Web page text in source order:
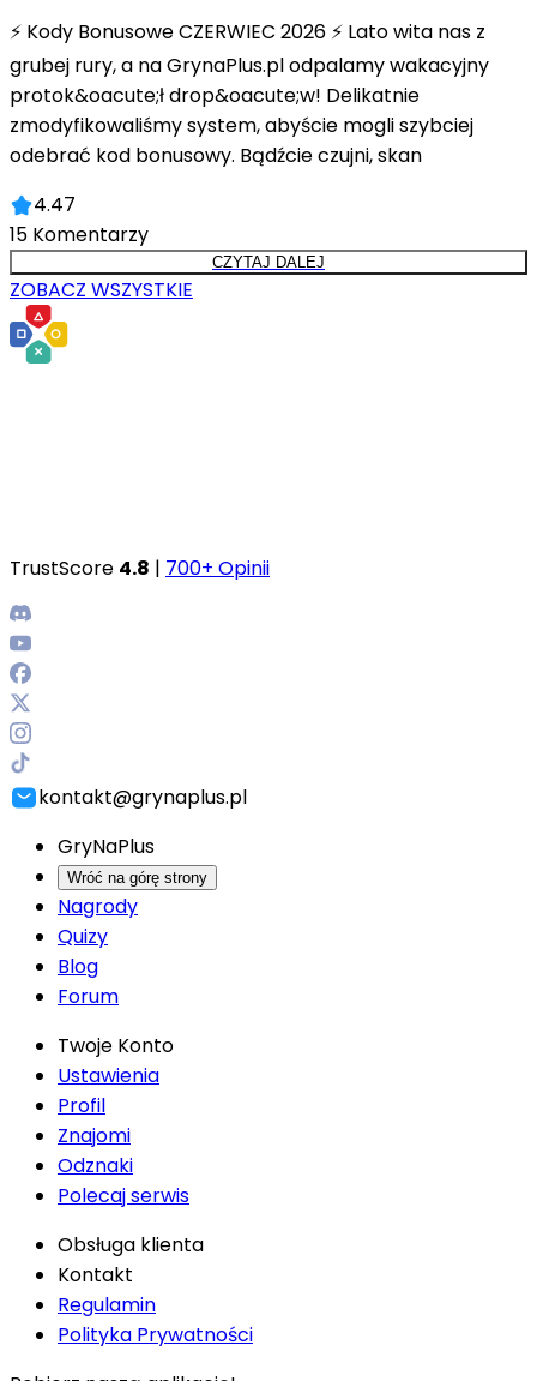
⚡ Kody Bonusowe CZERWIEC 2026 ⚡ Lato wita nas z
grubej rury, a na GrynaPlus.pl odpalamy wakacyjny
protok&oacute;ł drop&oacute;w! Delikatnie
zmodyfikowaliśmy system, abyście mogli szybciej
odebrać kod bonusowy. Bądźcie czujni, skan
4.47
15 Komentarzy
CZYTAJ DALEJ
ZOBACZ WSZYSTKIE
TrustScore 4.8 | 700+ Opinii
kontakt@grynaplus.pl
GryNaPlus
Wróć na górę strony
Nagrody
Quizy
Blog
Forum
Twoje Konto
Ustawienia
Profil
Znajomi
Odznaki
Polecaj serwis
Obsługa klienta
Kontakt
Regulamin
Polityka Prywatności